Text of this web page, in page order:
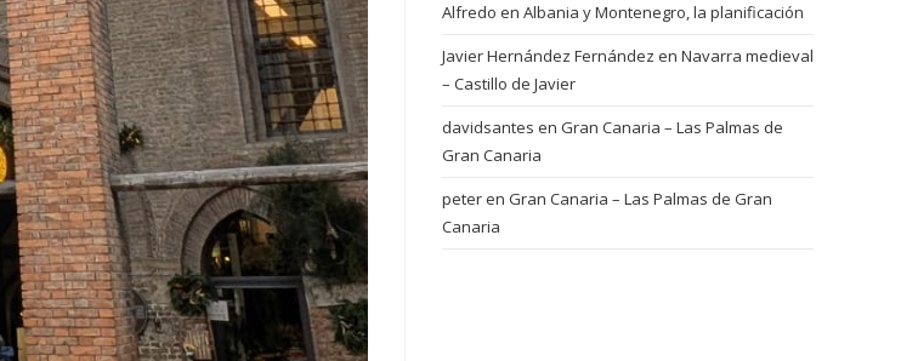
Alfredo en Albania y Montenegro, la planificación
Javier Hernández Fernández en Navarra medieval
– Castillo de Javier
davidsantes en Gran Canaria – Las Palmas de
Gran Canaria
peteren Gran Canaria – Las Palmas de Gran
Canaria